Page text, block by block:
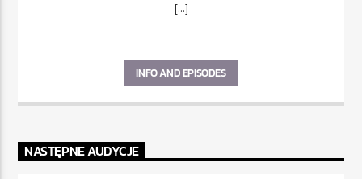
[...]
INFO AND EPISODES
NASTĘPNE AUDYCJE